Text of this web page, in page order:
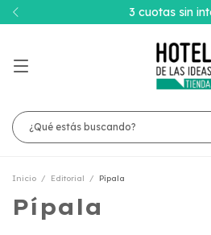
3 cuotas sin
Inicio / Editorial / Pípala
Pípala